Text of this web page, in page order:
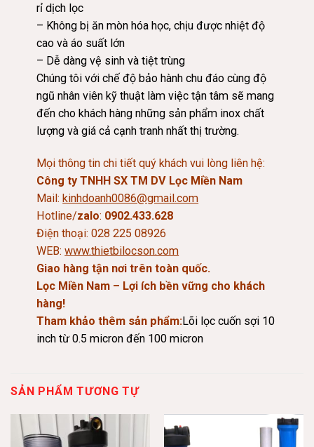
rỉ dịch lọc
– Không bị ăn mòn hóa học, chịu được nhiệt độ
cao và áo suất lớn
– Dễ dàng vệ sinh và tiệt trùng
Chúng tôi với chế độ bảo hành chu đáo cùng độ
ngũ nhân viên kỹ thuật làm việc tận tâm sẽ mang
đến cho khách hàng những sản phẩm inox chất
lượng và giá cả cạnh tranh nhất thị trường.
Mọi thông tin chi tiết quý khách vui lòng liên hệ:
Công ty TNHH SX TM DV Lọc Miền Nam
Mail:kinhdoanh0086@gmail.com
Hotline/zalo: 0902.433.628
Điện thoại: 028 225 08926
WEB:www.thietbilocson.com
Giao hàng tận nơi trên toàn quốc.
Lọc Miền Nam – Lợi ích bền vững cho khách
hàng!
Tham khảo thêm sản phẩm:Lõi lọc cuốn sợi 10
inch từ 0.5 micron đến 100 micron
SẢN PHẨM TƯƠNG TỰ